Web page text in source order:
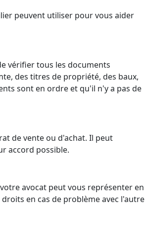
peuvent utiliser pour vous aider
vérifier tous les documents
des titres de propriété, des baux,
sont en ordre et qu'il n'y a pas de
de vente ou d'achat. Il peut
accord possible.
avocat peut vous représenter en
en cas de problème avec l'autre